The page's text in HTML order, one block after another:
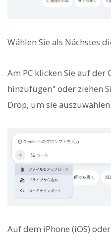
Wählen Sie als Nächstes
Am PC klicken Sie auf
hinzufügen" oder ziehen
Drop, um sie auszuwählen.
Auf dem iPhone (iOS)